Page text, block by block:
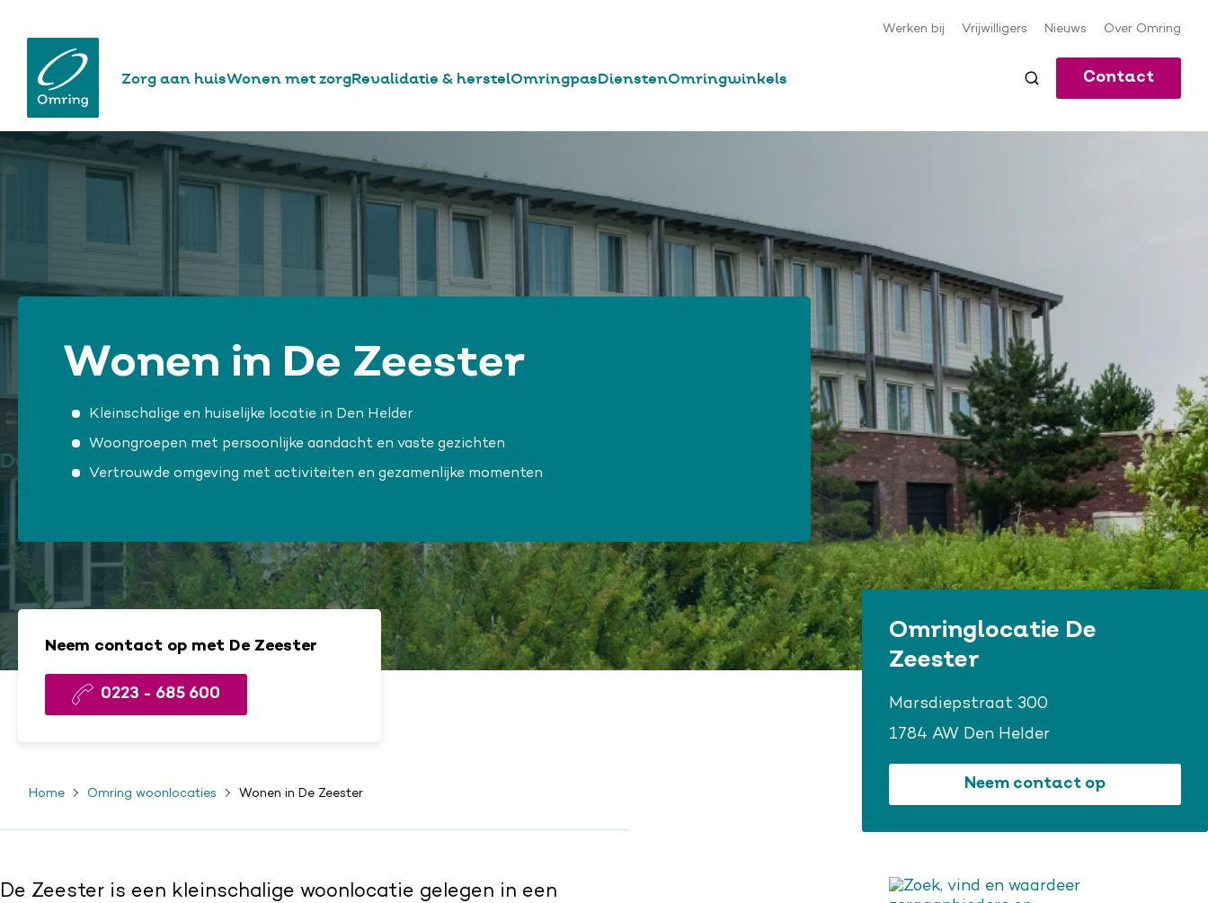
Overslaan
en
Meta-
Werken bij Vrijwilligers Nieuws Over Omring
Hoofdnavigatie
Zorg aan huisWonen met zorgRevalidatie & herstelOmringpasDienstenOmringwinkels Contact
Wonen in De Zeester
Kleinschalige en huiselijke locatie in Den Helder
Woongroepen met persoonlijke aandacht en vaste gezichten
Vertrouwde omgeving met activiteiten en gezamenlijke momenten
Neem contact op met De Zeester
0223 - 685 600
Kruimelpad
Home Omring woonlocaties Wonen in De Zeester
Omringlocatie De
Zeester
Marsdiepstraat 300
1784 AW Den Helder
Neem contact op
De Zeester is een kleinschalige woonlocatie gelegen in een